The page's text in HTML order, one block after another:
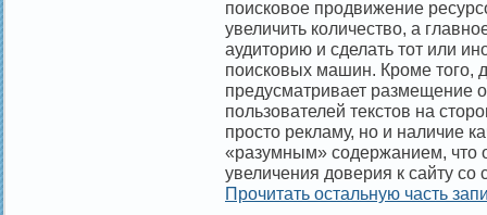
поисковое продвижение
увеличить количество, а
аудиторию и сделать тот или
поисковых машин. Кроме того,
предусматривает размещение
пользователей текстов на
просто рекламу, но и наличие
«разумным» содержанием, что
увеличения доверия к сайту
Прочитать остальную часть